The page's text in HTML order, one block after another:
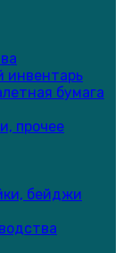
инвентарь
бумага
прочее
бейджи